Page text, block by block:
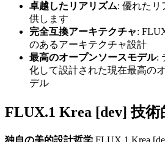
卓越したリアリズム: 優れたリ
供します
完全互換アーキテクチャ:
のあるアーキテクチャ設計
最高のオープンソースモデル:
化して設計された現在最高の
デル
FLUX.1 Krea [dev] 技術